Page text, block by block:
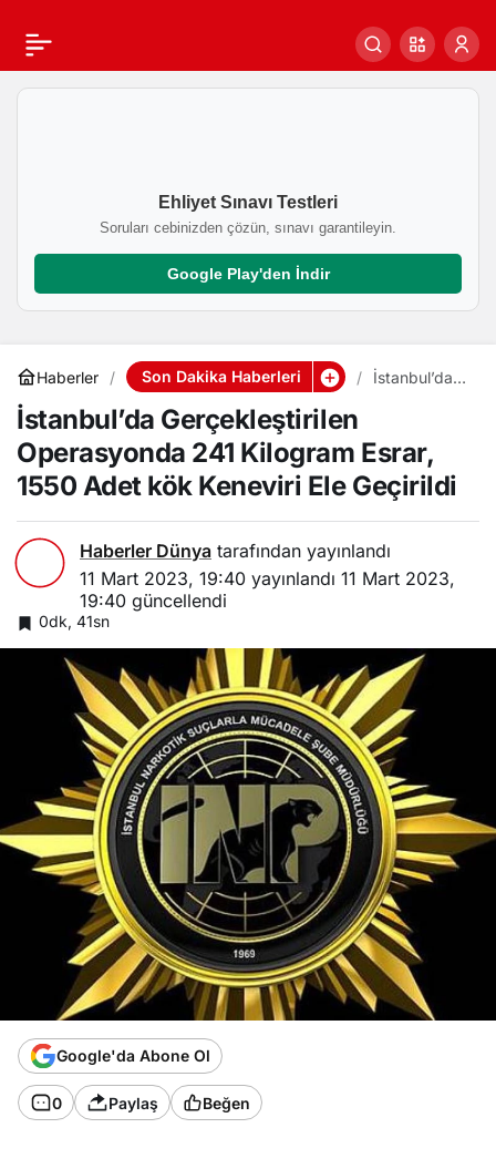
Ehliyet Sınavı Testleri
Soruları cebinizden çözün, sınavı garantileyin.
Google Play'den İndir
Haberler Son Dakika Haberleri
İstanbul’da
a 241
Kilogram
Esrar, 1550
Keneviri Ele
Geçirildi
İstanbul’da Gerçekleştirilen
Operasyonda 241 Kilogram Esrar,
1550 Adet kök Keneviri Ele Geçirildi
Haberler Dünya tarafından yayınlandı
11 Mart 2023, 19:40 yayınlandı 11 Mart 2023,
19:40 güncellendi
0dk, 41sn
Google'da Abone Ol
0 Paylaş Beğen
İstanbul’da
Gerçekleştirilen
Kilogram Esrar, 1550
Adet kök Keneviri Ele
0 Paylaş